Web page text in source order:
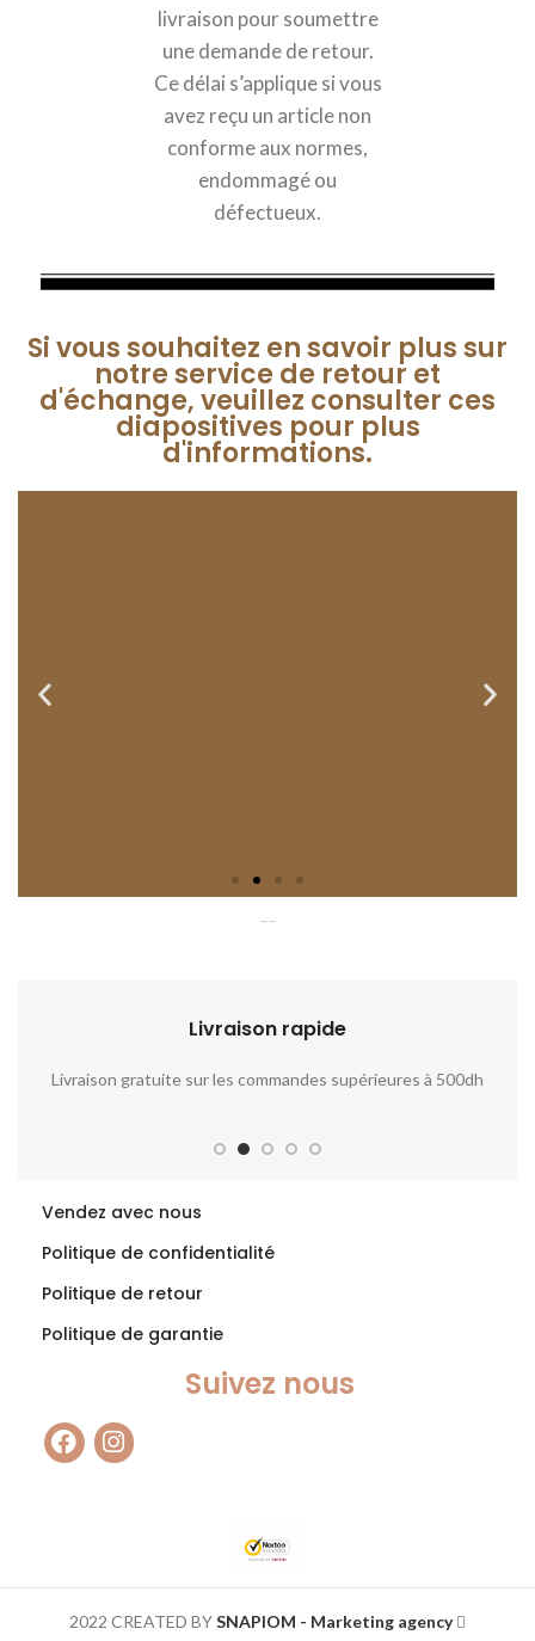
livraison pour soumettre
une demande de retour.
Ce délai s’applique si vous
avez reçu un article non
conforme aux normes,
endommagé ou
défectueux.
Si vous souhaitez en savoir plus sur
notre service de retour et
d'échange, veuillez consulter ces
diapositives pour plus
d'informations.
Livraison rapide​​
Livraison gratuite sur les commandes supérieures à 500dh
Vendez avec nous
Politique de confidentialité
Politique de retour
Politique de garantie
Suivez nous
2022 CREATED BYSNAPIOM - Marketing agency